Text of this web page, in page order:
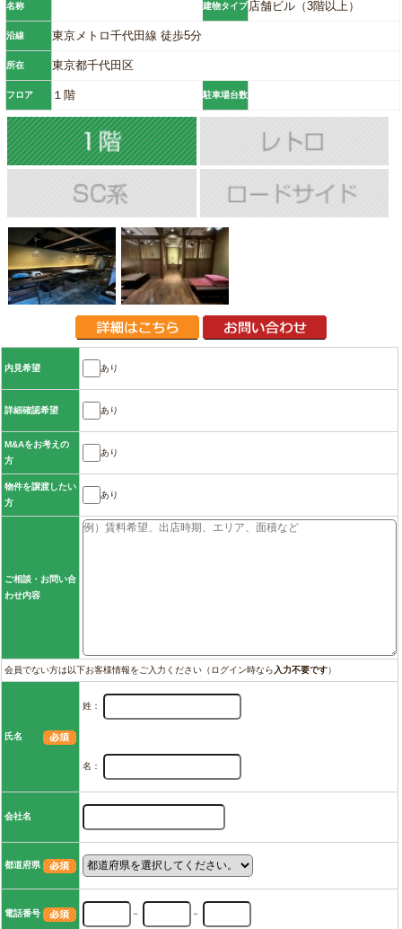
名称 建物タイプ店舗ビル（3階以上）
沿線 東京メトロ千代田線 徒歩5分
所在 東京都千代田区
フロア １階 駐車場台数
内見希望 あり
詳細確認希望 あり
M&Aをお考えの
方
あり
物件を譲渡したい
方
あり
ご相談・お問い合
わせ内容
会員でない方は以下お客様情報をご入力ください（ログイン時なら 入力不要です）
氏名
姓：
名：
会社名
都道府県
電話番号 － －